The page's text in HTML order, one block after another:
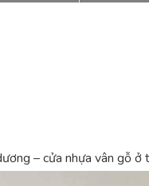
– cửa nhựa vân gỗ ở